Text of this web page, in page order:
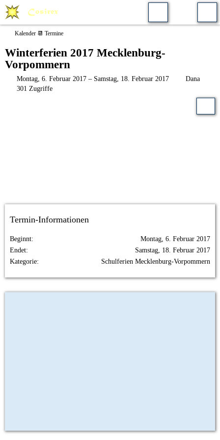
Kalender 📆 Termine
Winterferien 2017 Mecklenburg-
Vorpommern
Montag, 6. Februar 2017 – Samstag, 18. Februar 2017
Dana
301 Zugriffe
Termin-Informationen
Beginnt
Montag, 6. Februar 2017
Endet
Samstag, 18. Februar 2017
Kategorie
Schulferien Mecklenburg-Vorpommern